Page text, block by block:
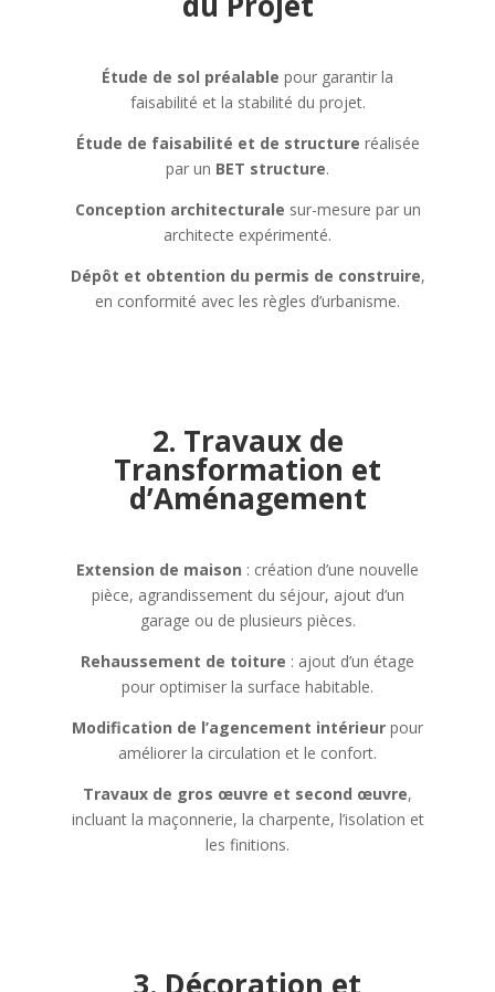
Étude de sol préalable pour garantir la
faisabilité et la stabilité du projet.
Étude de faisabilité et de structure réalisée
par un BET structure.
Conception architecturale sur-mesure par un
architecte expérimenté.
Dépôt et obtention du permis de construire,
en conformité avec les règles d’urbanisme.
2. Travaux de
Transformation et
d’Aménagement
Extension de maison : création d’une nouvelle
pièce, agrandissement du séjour, ajout d’un
garage ou de plusieurs pièces.
Rehaussement de toiture : ajout d’un étage
pour optimiser la surface habitable.
Modification de l’agencement intérieur pour
améliorer la circulation et le confort.
Travaux de gros œuvre et second œuvre,
incluant la maçonnerie, la charpente, l’isolation et
les finitions.